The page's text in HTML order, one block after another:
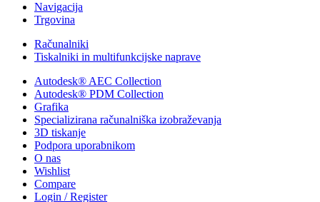
Navigacija
Trgovina
Računalniki
Tiskalniki in multifunkcijske naprave
Autodesk® AEC Collection
Autodesk® PDM Collection
Grafika
Specializirana računalniška izobraževanja
3D tiskanje
Podpora uporabnikom
O nas
Wishlist
Compare
Login / Register